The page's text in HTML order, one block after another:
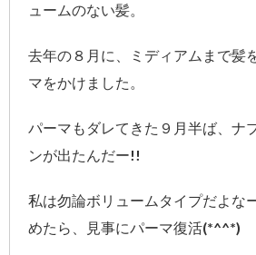
ュームのない髪。
去年の８月に、ミディアムまで髪
マをかけました。
パーマもダレてきた９月半ば、ナ
ンが出たんだー!!
私は勿論ボリュームタイプだよな
めたら、見事にパーマ復活(*^^*)